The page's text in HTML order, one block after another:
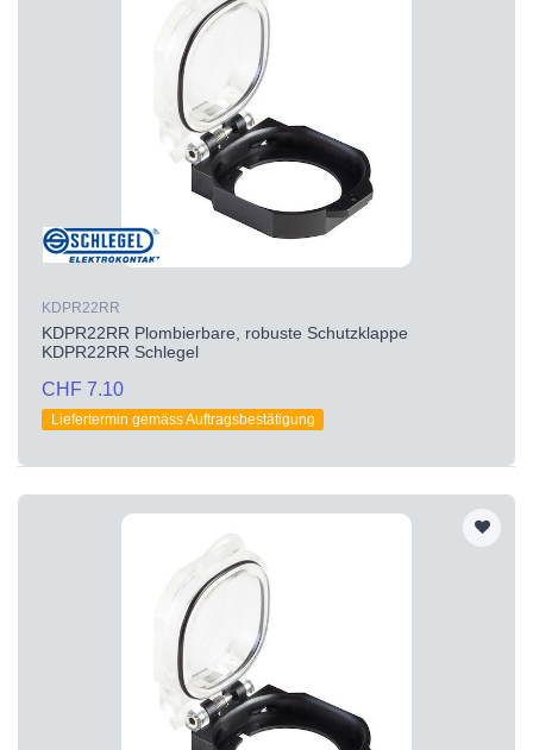
KDPR22RR
KDPR22RR Plombierbare, robuste Schutzklappe
KDPR22RR Schlegel
CHF 7.10
Liefertermin gemäss Auftragsbestätigung